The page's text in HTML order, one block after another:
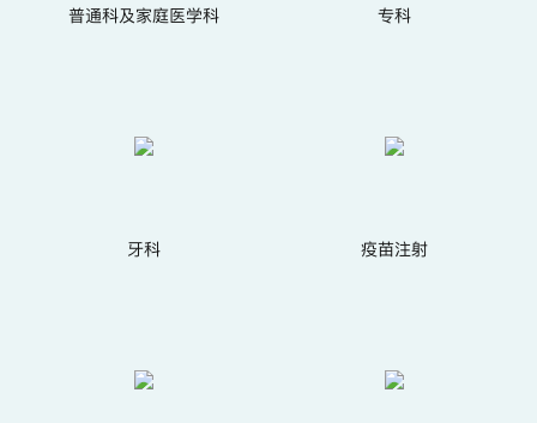
普通科及家庭医学科 专科
牙科 疫苗注射